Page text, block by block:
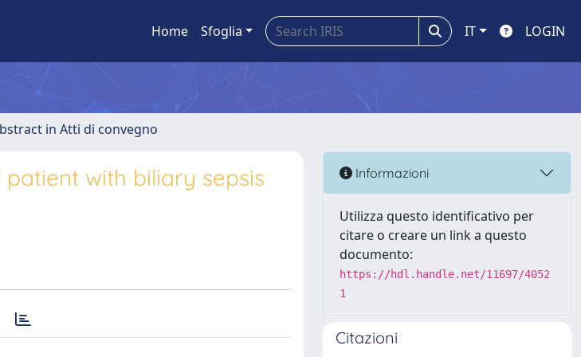
Home Sfoglia IT LOGIN
in Atti di convegno
with biliary sepsis
Informazioni
Utilizza questo identificativo per
citare o creare un link a questo
documento:
https://hdl.handle.net/11697/4052
1
Citazioni